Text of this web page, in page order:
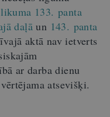
133. panta
daļā un 143. panta
aktā nav ietverts
ar darba dienu
atsevišķi.